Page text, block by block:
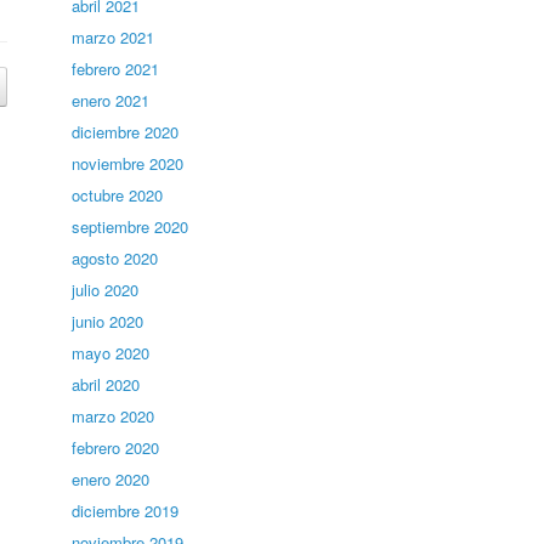
abril 2021
marzo 2021
febrero 2021
enero 2021
diciembre 2020
noviembre 2020
octubre 2020
septiembre 2020
agosto 2020
julio 2020
junio 2020
mayo 2020
abril 2020
marzo 2020
febrero 2020
enero 2020
diciembre 2019